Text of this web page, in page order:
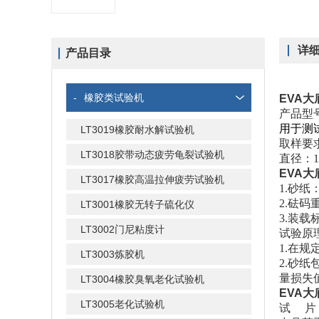
产品目录
- 橡胶类试验机
LT3019橡胶耐水解试验机
LT3018胶带动态疲劳龟裂试验机
LT3017橡胶高温拉伸疲劳试验机
LT3001橡胶无转子硫化仪
LT3002门尼粘度计
LT3003炼胶机
LT3004橡胶臭氧老化试验机
LT3005老化试验机
详
EVA大
产品型
用于测
取样要
直径：
EVA大
1.砂纸
2.砝码
3.装载
试验原
1.在规
2.砂纸
量损失
EVA大
试 片